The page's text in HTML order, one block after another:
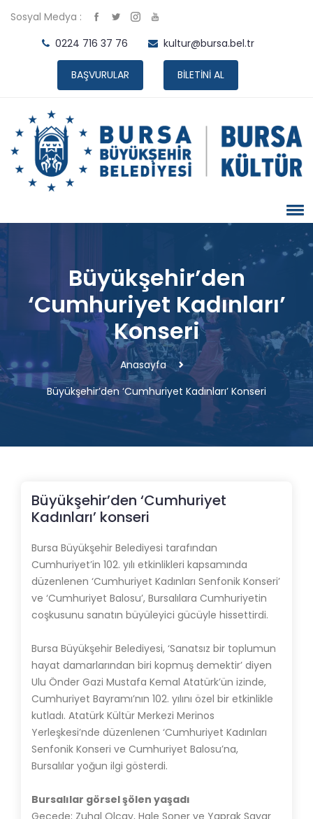
Sosyal Medya :
0224 716 37 76
kultur@bursa.bel.tr
BAŞVURULAR BİLETİNİ AL
Büyükşehir’den
‘Cumhuriyet Kadınları’
Konseri
Anasayfa
Büyükşehir’den ‘Cumhuriyet Kadınları’ Konseri
Büyükşehir’den ‘Cumhuriyet
Kadınları’ konseri
Bursa Büyükşehir Belediyesi tarafından
Cumhuriyet’in 102. yılı etkinlikleri kapsamında
düzenlenen ‘Cumhuriyet Kadınları Senfonik Konseri’
ve ‘Cumhuriyet Balosu’, Bursalılara Cumhuriyetin
coşkusunu sanatın büyüleyici gücüyle hissettirdi.
Bursa Büyükşehir Belediyesi, ‘Sanatsız bir toplumun
hayat damarlarından biri kopmuş demektir’ diyen
Ulu Önder Gazi Mustafa Kemal Atatürk’ün izinde,
Cumhuriyet Bayramı’nın 102. yılını özel bir etkinlikle
kutladı. Atatürk Kültür Merkezi Merinos
Yerleşkesi’nde düzenlenen ‘Cumhuriyet Kadınları
Senfonik Konseri ve Cumhuriyet Balosu’na,
Bursalılar yoğun ilgi gösterdi.
Bursalılar görsel şölen yaşadı